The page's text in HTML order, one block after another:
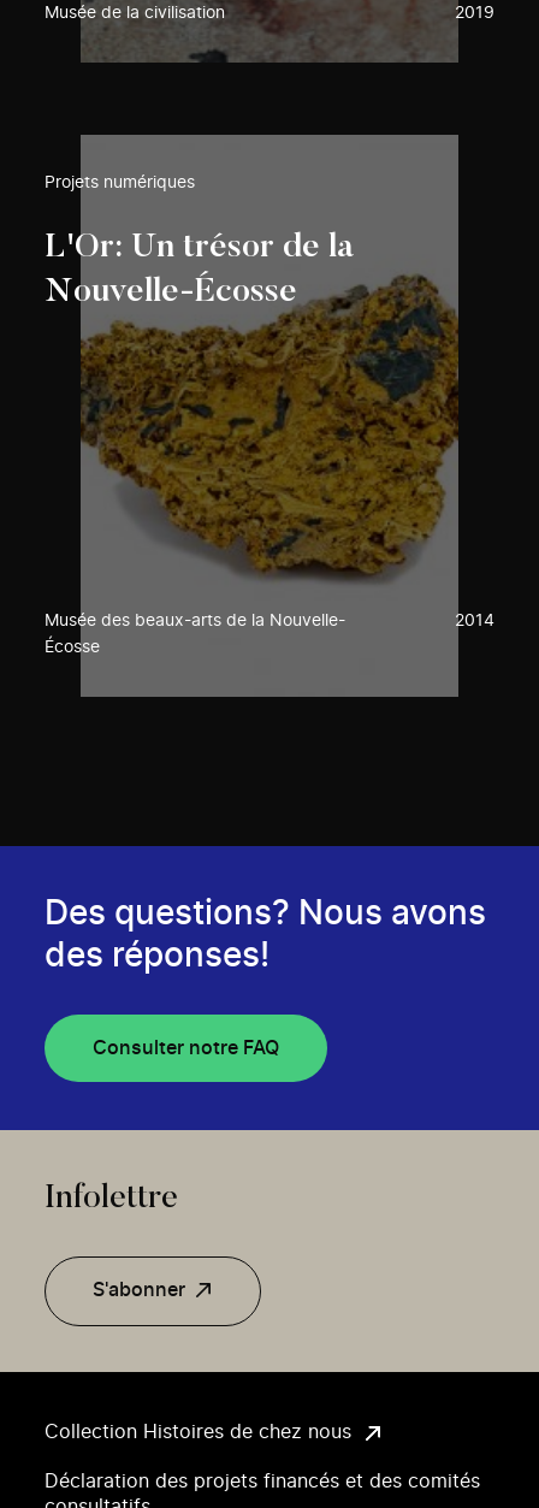
Musée de la civilisation 2019
Projets numériques
L'Or: Un trésor de la
Nouvelle-Écosse
Musée des beaux-arts de la Nouvelle-
Écosse
2014
Collection Histoires de chez nous
Déclaration des projets financés et des comités
Des questions? Nous avons
des réponses!
Consulter notre FAQ
Infolettre
S'abonner